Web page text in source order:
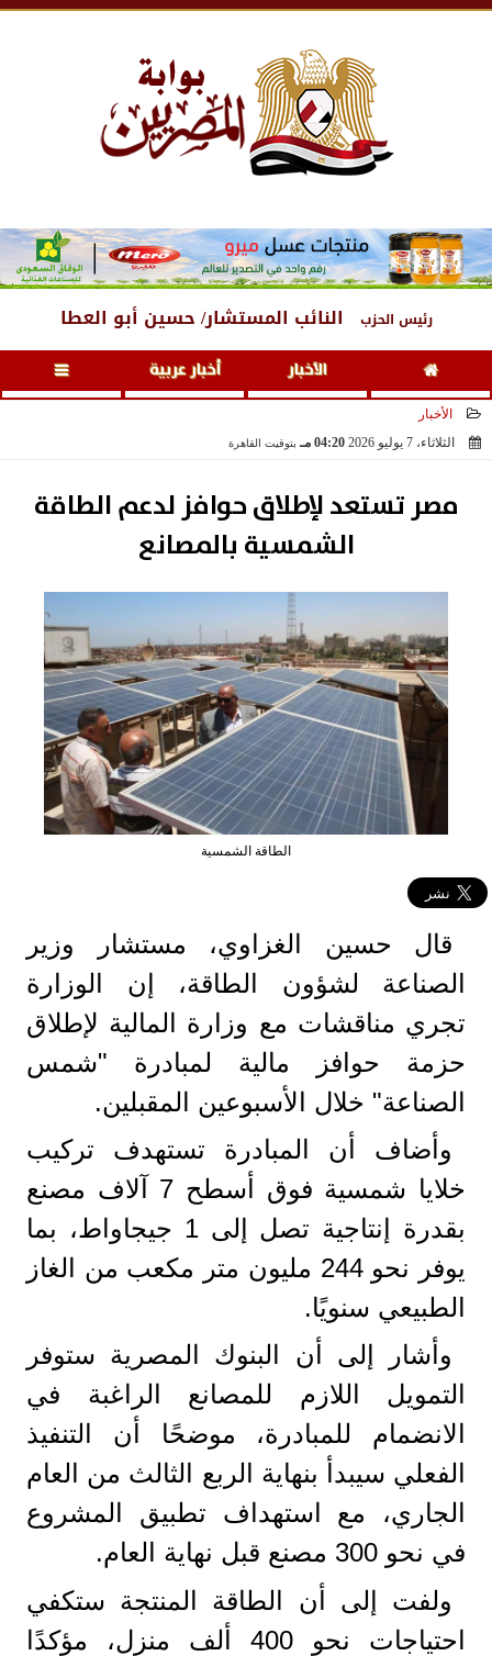
رئيس الحزب النائب المستشار/ حسين أبو العطا
الأخبار أخبار عربية
الأخبار
الثلاثاء، 7 يوليو 2026
04:20 مـ بتوقيت القاهرة
مصر تستعد لإطلاق حوافز لدعم الطاقة
الشمسية بالمصانع
الطاقة الشمسية
قال حسين الغزاوي، مستشار وزير
الصناعة لشؤون الطاقة، إن الوزارة
تجري مناقشات مع وزارة المالية لإطلاق
حزمة حوافز مالية لمبادرة "شمس
الصناعة" خلال الأسبوعين المقبلين.
وأضاف أن المبادرة تستهدف تركيب
خلايا شمسية فوق أسطح 7 آلاف مصنع
بقدرة إنتاجية تصل إلى 1 جيجاواط، بما
يوفر نحو 244 مليون متر مكعب من الغاز
الطبيعي سنويًا.
وأشار إلى أن البنوك المصرية ستوفر
التمويل اللازم للمصانع الراغبة في
الانضمام للمبادرة، موضحًا أن التنفيذ
الفعلي سيبدأ بنهاية الربع الثالث من العام
الجاري، مع استهداف تطبيق المشروع
في نحو 300 مصنع قبل نهاية العام.
ولفت إلى أن الطاقة المنتجة ستكفي
احتياجات نحو 400 ألف منزل، مؤكدًا